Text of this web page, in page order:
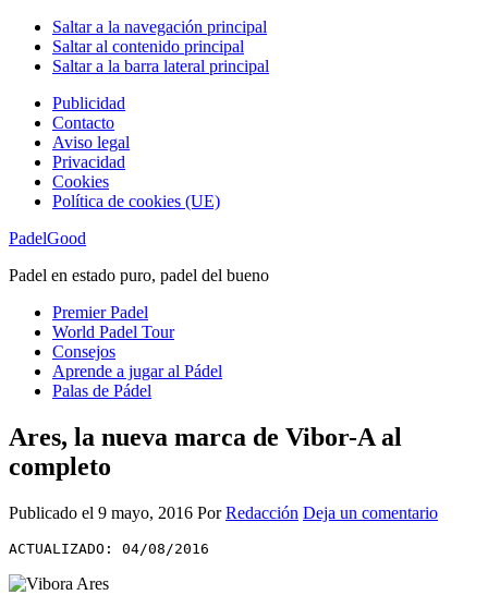
Saltar a la navegación principal
Saltar al contenido principal
Saltar a la barra lateral principal
Publicidad
Contacto
Aviso legal
Privacidad
Cookies
Política de cookies (UE)
PadelGood
Padel en estado puro, padel del bueno
Premier Padel
World Padel Tour
Consejos
Aprende a jugar al Pádel
Palas de Pádel
Ares, la nueva marca de Vibor-A al
completo
Publicado el 9 mayo, 2016 PorRedacción Deja un comentario
ACTUALIZADO: 04/08/2016